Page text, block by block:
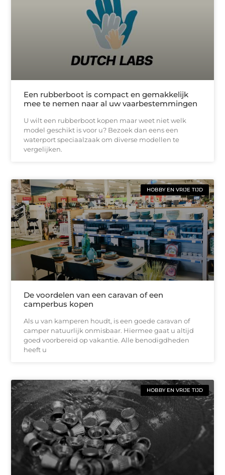
Een rubberboot is compact en gemakkelijk
mee te nemen naar al uw vaarbestemmingen
U wilt een rubberboot kopen maar weet niet welk
model geschikt is voor u? Bezoek dan eens een
waterport speciaalzaak om diverse modellen te
vergelijken.
HOBBY EN VRIJE TIJD
De voordelen van een caravan of een
camperbus kopen
Als u van kamperen houdt, is een goede caravan of
camper natuurlijk onmisbaar. Hiermee gaat u altijd
goed voorbereid op vakantie. Alle benodigdheden
heeft u
HOBBY EN VRIJE TIJD